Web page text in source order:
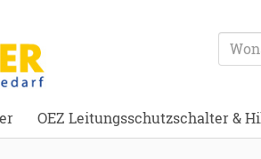
OEZ Leitungsschutzschalter &